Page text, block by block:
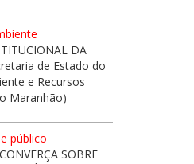
DA
de Estado do
e Recursos
Maranhão)
público
SOBRE